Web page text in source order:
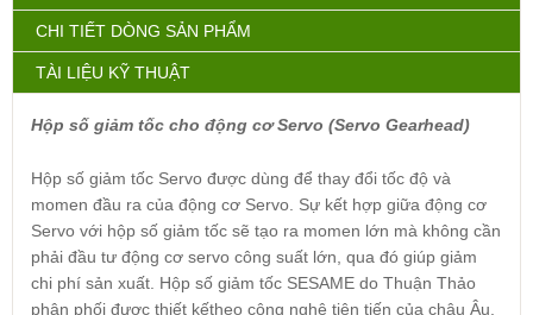
CHI TIẾT DÒNG SẢN PHẨM
TÀI LIỆU KỸ THUẬT
Hộp số giảm tốc cho động cơ Servo (Servo Gearhead)
Hộp số giảm tốc Servo được dùng để thay đổi tốc độ và
momen đầu ra của động cơ Servo. Sự kết hợp giữa động cơ
Servo với hộp số giảm tốc sẽ tạo ra momen lớn mà không cần
phải đầu tư động cơ servo công suất lớn, qua đó giúp giảm
chi phí sản xuất. Hộp số giảm tốc SESAME do Thuận Thảo
phân phối được thiết kếtheo công nghệ tiên tiến của châu Âu,